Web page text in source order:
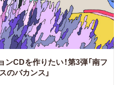
CDを作りたい！第3弾「南フ
のバカンス」